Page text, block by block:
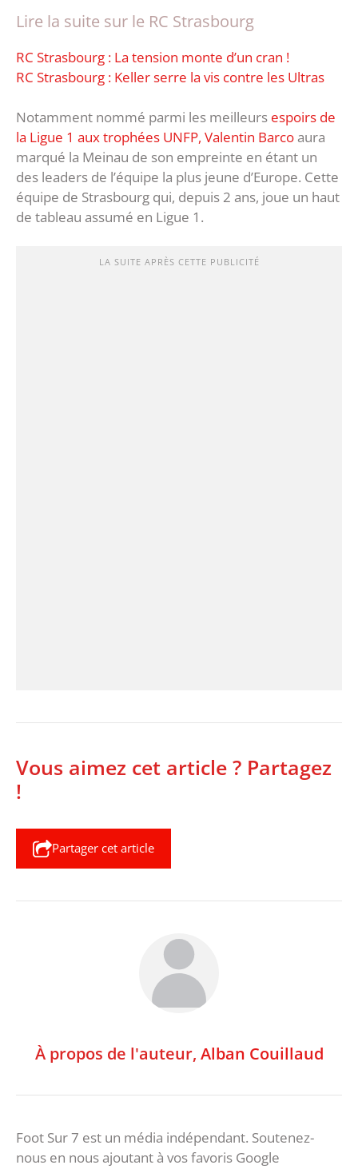
Lire la suite sur le RC Strasbourg
RC Strasbourg : La tension monte d’un cran !
RC Strasbourg : Keller serre la vis contre les Ultras
Notamment nommé parmi les meilleurs espoirs de
la Ligue 1 aux trophées UNFP, Valentin Barcoaura
marqué la Meinau de son empreinte en étant un
des leaders de l’équipe la plus jeune d’Europe. Cette
équipe de Strasbourg qui, depuis 2 ans, joue un haut
de tableau assumé en Ligue 1.
LA SUITE APRÈS CETTE PUBLICITÉ
Vous aimez cet article ? Partagez
!
Partager cet article
À propos de l'auteur, Alban Couillaud
Foot Sur 7 est un média indépendant. Soutenez-
nous en nous ajoutant à vos favoris Google